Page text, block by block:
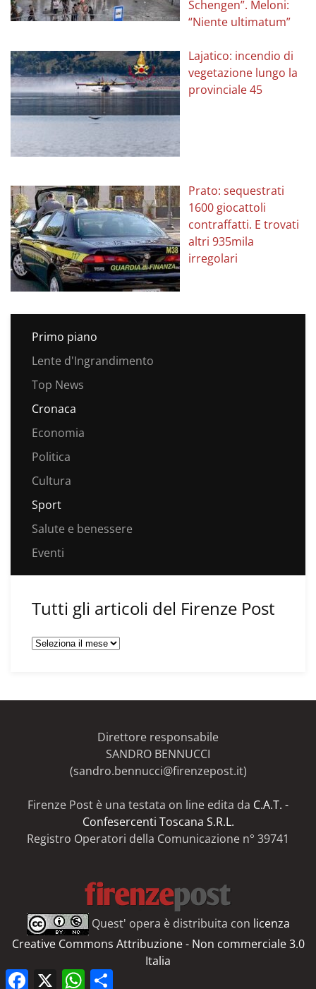
Schengen”. Meloni:
“Niente ultimatum”
Lajatico: incendio di
vegetazione lungo la
provinciale 45
Prato: sequestrati
1600 giocattoli
contraffatti. E trovati
altri 935mila
irregolari
Primo piano
Lente d'Ingrandimento
Top News
Cronaca
Economia
Politica
Cultura
Sport
Salute e benessere
Eventi
Tutti gli articoli del Firenze Post
Tutti
Direttore responsabile
SANDRO BENNUCCI
(sandro.bennucci@firenzepost.it)
Firenze Post è una testata on line edita da C.A.T. -
Confesercenti Toscana S.R.L.
Registro Operatori della Comunicazione n° 39741
Quest' opera è distribuita con licenza
Creative Commons Attribuzione - Non commerciale 3.0
Italia
Facebook
X WhatsApp